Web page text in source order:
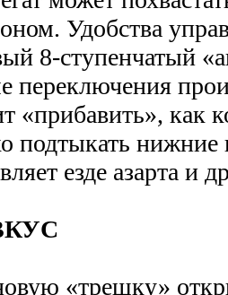
Удобства
8-ступенчатый
«прибавить», как
подтыкать
езде азарта и
«трешку»